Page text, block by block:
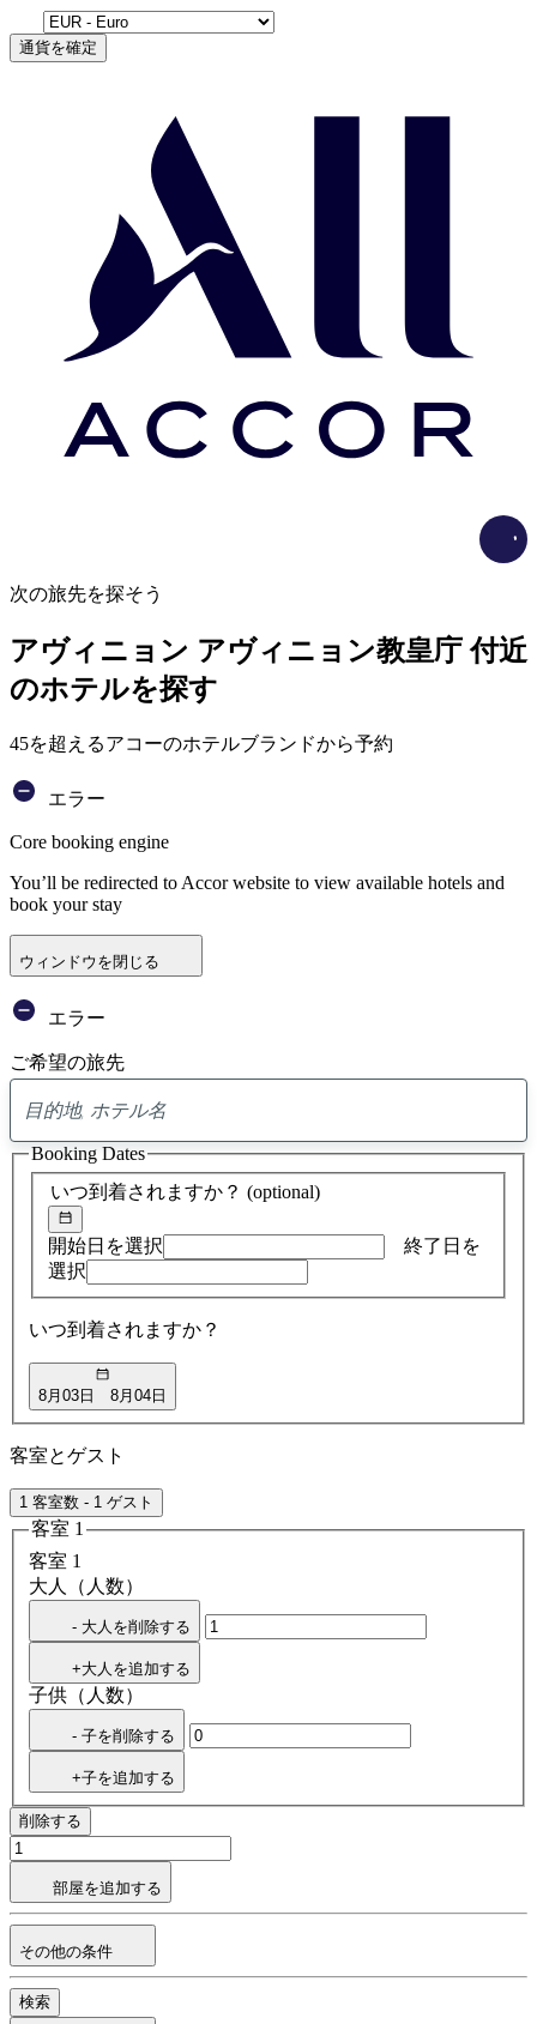
通貨を確定
次の旅先を探そう
アヴィニョン アヴィニョン教皇庁 付近
のホテルを探す
45を超えるアコーのホテルブランドから予約
エラー
Core booking engine
You’ll be redirected to Accor website to view available hotels and
book your stay
ウィンドウを閉じる
エラー
ご希望の旅先
ア
ド
バ
イ
検
索
いつ到着されますか？ (optional)
開始日を選択
終了日を
選択
いつ到着されますか？
8月03日 8月04日
Booking Dates
客室とゲスト
1 客室数 - 1 ゲスト
客室 1
客室 1
大人（人数）
- 大人を削除する
+大人を追加する
子供（人数）
- 子を削除する
+子を追加する
削除する
部屋を追加する
その他の条件
検索